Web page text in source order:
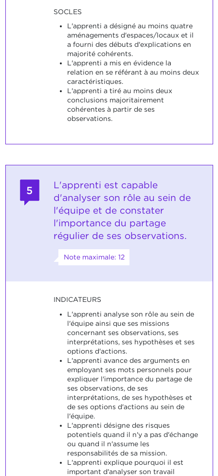
SOCLES
L'apprenti a désigné au moins quatre
aménagements d'espaces/locaux et il
a fourni des débuts d'explications en
majorité cohérents.
L'apprenti a mis en évidence la
relation en se référant à au moins deux
caractéristiques.
L'apprenti a tiré au moins deux
conclusions majoritairement
cohérentes à partir de ses
observations.
5
L'apprenti est capable
d'analyser son rôle au sein de
l'équipe et de constater
l'importance du partage
régulier de ses observations.
Note maximale: 12
INDICATEURS
L'apprenti analyse son rôle au sein de
l'équipe ainsi que ses missions
concernant ses observations, ses
interprétations, ses hypothèses et ses
options d'actions.
L'apprenti avance des arguments en
employant ses mots personnels pour
expliquer l'importance du partage de
ses observations, de ses
interprétations, de ses hypothèses et
de ses options d'actions au sein de
l'équipe.
L'apprenti désigne des risques
potentiels quand il n'y a pas d'échange
ou quand il n'assume les
responsabilités de sa mission.
L'apprenti explique pourquoi il est
important d'analyser son travail